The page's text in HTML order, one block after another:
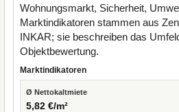
Wohnungsmarkt, Sicherheit,
Marktindikatoren stammen aus
INKAR; sie beschreiben das
Objektbewertung.
Marktindikatoren
Ø Nettokaltmiete
5,82 €/m²